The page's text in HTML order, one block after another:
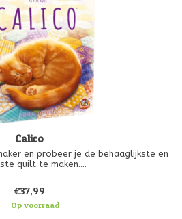
Calico
en probeer je de behaaglijkste en
quilt te maken.
door de opdrachten op je s
€37,99
Op voorraad